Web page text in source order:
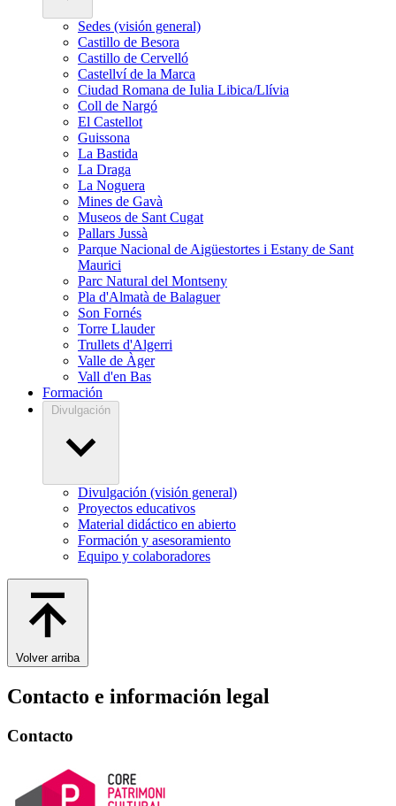
Sedes (visión general)
Castillo de Besora
Castillo de Cervelló
Castellví de la Marca
Ciudad Romana de Iulia Libica/Llívia
Coll de Nargó
El Castellot
Guissona
La Bastida
La Draga
La Noguera
Mines de Gavà
Museos de Sant Cugat
Pallars Jussà
Parque Nacional de Aigüestortes i Estany de Sant
Maurici
Parc Natural del Montseny
Pla d'Almatà de Balaguer
Son Fornés
Torre Llauder
Trullets d'Algerri
Valle de Àger
Vall d'en Bas
Formación
Divulgación
Divulgación (visión general)
Proyectos educativos
Material didáctico en abierto
Formación y asesoramiento
Equipo y colaboradores
Volver arriba
Contacto e información legal
Contacto